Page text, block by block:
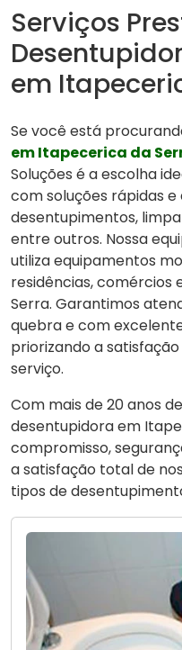
Serviços
em
Se você está
em Itapecerica da
Soluções é a escolha
com soluções rápidas
desentupimentos,
entre outros. Nossa
utiliza equipamentos
residências, comércios
Serra. Garantimos
quebra e com
priorizando a
serviço.
Com mais de 20 anos
desentupidora em
compromisso,
a satisfação total de
tipos de